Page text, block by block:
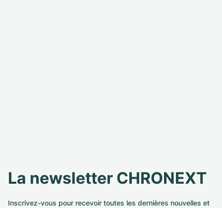
La newsletter CHRONEXT
Inscrivez-vous pour recevoir toutes les dernières nouvelles et